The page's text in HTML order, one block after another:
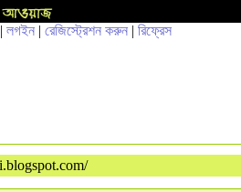
লগইন | রেজিস্ট্রেশন করুন | রিফ্রেস